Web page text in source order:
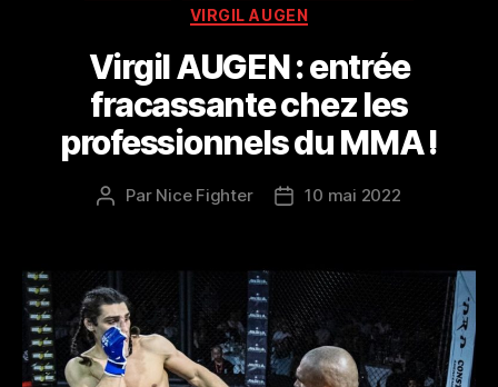
VIRGIL AUGEN
Virgil AUGEN : entrée
fracassante chez les
professionnels du MMA !
Auteur
Par Nice Fighter
Date10 mai 2022